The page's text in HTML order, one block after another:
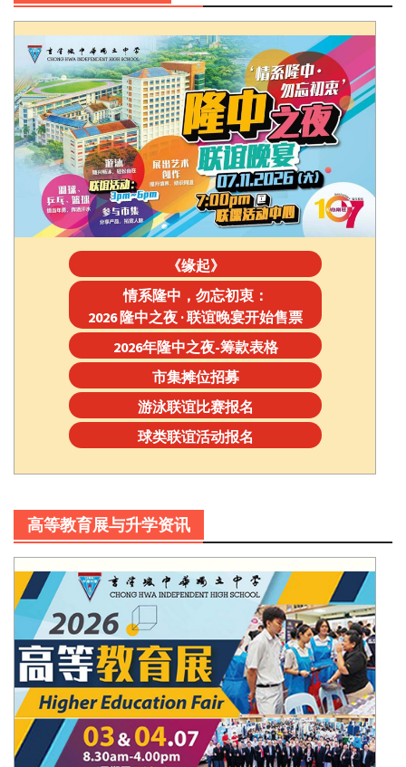
《缘起》
情系隆中，勿忘初衷：
2026 隆中之夜 · 联谊晚宴开始售票
2026年隆中之夜-筹款表格
市集摊位招募
游泳联谊比赛报名
球类联谊活动报名
高等教育展与升学资讯